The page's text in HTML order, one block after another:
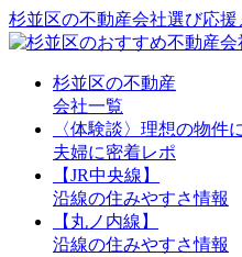
杉並区の不動産会社選び応
杉並区の不動産
会社一覧
〈体験談〉理想の物件
夫婦に密着レポ
【JR中央線】
沿線の住みやすさ情報
【丸ノ内線】
沿線の住みやすさ情報